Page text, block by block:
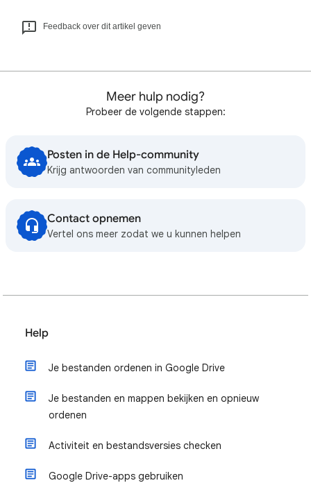
Feedback over dit artikel geven
Meer hulp nodig?
Probeer de volgende stappen:
Posten in de Help-community
Krijg antwoorden van communityleden
Contact opnemen
Vertel ons meer zodat we u kunnen helpen
Help
Je bestanden ordenen in Google Drive
Je bestanden en mappen bekijken en opnieuw
ordenen
Activiteit en bestandsversies checken
Google Drive-apps gebruiken